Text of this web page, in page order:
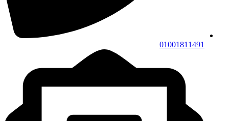
01001811491